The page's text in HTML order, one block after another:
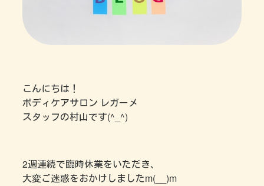
こんにちは！
ボディケアサロン レガーメ
スタッフの村山です(^_^)
2週連続で臨時休業をいただき、
大変ご迷惑をおかけしましたm(__)m